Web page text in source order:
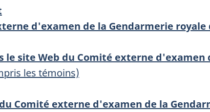
d'examen de la Gendarmerie royale
site Web du Comité externe d'examen
les témoins)
Comité externe d'examen de la